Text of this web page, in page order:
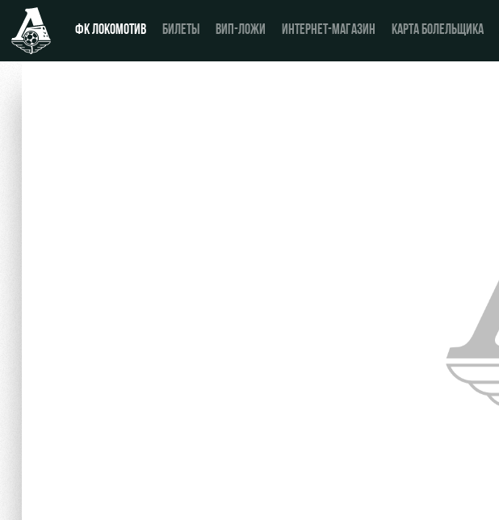
ФК ЛОКОМОТИВ БИЛЕТЫ ВИП-ЛОЖИ ИНТЕРНЕТ-МАГАЗИН КАРТА БОЛЕЛЬЩИКА
Антидопинг